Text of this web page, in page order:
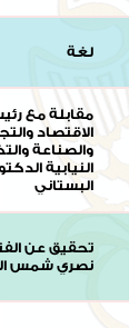
لغة
مقابلة مع
الاقتصاد
والصناعة
النيابية
البستاني
تحقيق عن
نصري شمس